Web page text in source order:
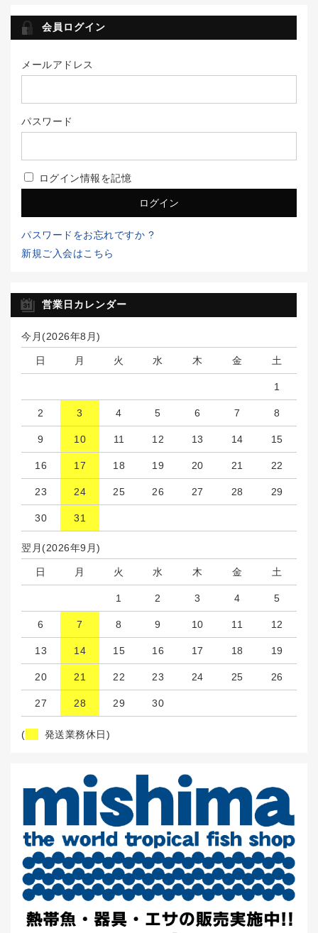
会員ログイン
メールアドレス
パスワード
ログイン情報を記憶
パスワードをお忘れですか ?
新規ご入会はこちら
営業日カレンダー
今月(2026年8月)
日 月 火 水 木 金 土
1
2 3 4 5 6 7 8
9 10 11 12 13 14 15
16 17 18 19 20 21 22
23 24 25 26 27 28 29
30 31
翌月(2026年9月)
日 月 火 水 木 金 土
1 2 3 4 5
6 7 8 9 10 11 12
13 14 15 16 17 18 19
20 21 22 23 24 25 26
27 28 29 30
( 発送業務休日)